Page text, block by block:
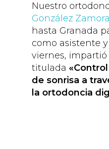
Nuestro
González Zamora
hasta Granada
como asistente
viernes,
titulada
de sonrisa a
la ortodoncia